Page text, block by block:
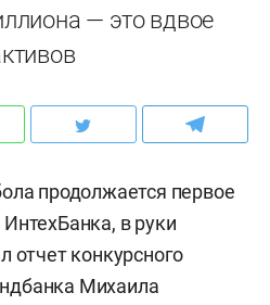
— это вдвое
продолжается первое
в руки
отчет конкурсного
Михаила